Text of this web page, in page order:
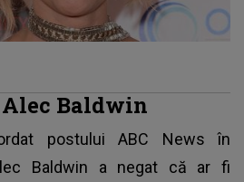
Baldwin
postului ABC News în
Baldwin a negat că ar fi